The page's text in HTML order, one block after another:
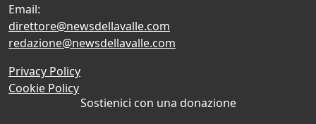
Email:
direttore@newsdellavalle.com
redazione@newsdellavalle.com
Privacy Policy
Cookie Policy
Sostienici con una donazione